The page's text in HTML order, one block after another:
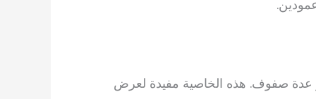
صفوف. هذه الخاصية مفيدة لعرض